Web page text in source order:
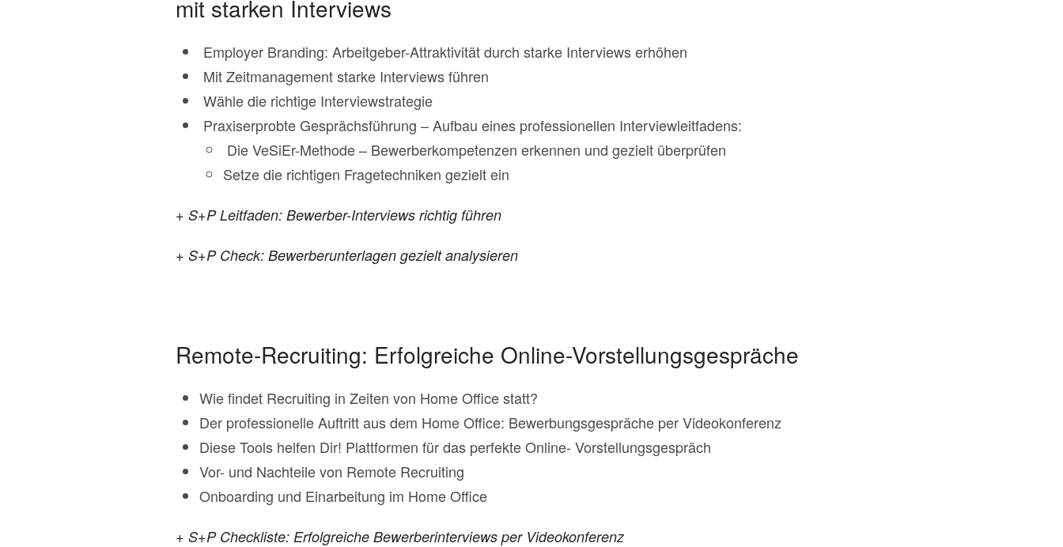
mit starken Interviews
Employer Branding: Arbeitgeber-Attraktivität durch starke Interviews erhöhen
Mit Zeitmanagement starke Interviews führen
Wähle die richtige Interviewstrategie
Praxiserprobte Gesprächsführung – Aufbau eines professionellen Interviewleitfadens:
Die VeSiEr-Methode – Bewerberkompetenzen erkennen und gezielt überprüfen
Setze die richtigen Fragetechniken gezielt ein
+ S+P Leitfaden: Bewerber-Interviews richtig führen
+ S+P Check: Bewerberunterlagen gezielt analysieren
Remote-Recruiting: Erfolgreiche Online-Vorstellungsgespräche
Wie findet Recruiting in Zeiten von Home Office statt?
Der professionelle Auftritt aus dem Home Office: Bewerbungsgespräche per Videokonferenz
Diese Tools helfen Dir! Plattformen für das perfekte Online- Vorstellungsgespräch
Vor- und Nachteile von Remote Recruiting
Onboarding und Einarbeitung im Home Office
+ S+P Checkliste: Erfolgreiche Bewerberinterviews per Videokonferenz